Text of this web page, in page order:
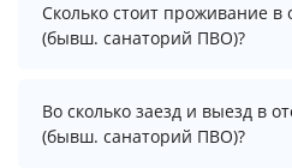
Сколько стоит проживание
(бывш. санаторий ПВО)?
Стоимость проживания в
санаторий ПВО) начинается
увидеть актуальные цены
Во сколько заезд и выезд в
(бывш. санаторий ПВО)?